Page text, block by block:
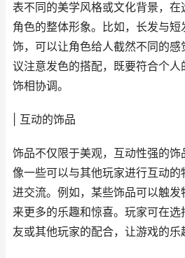
表不同的美学风格或文化背景，
角色的整体形象。比如，长发与
饰，可以让角色给人截然不同的
议注意发色的搭配，既要符合个
饰相协调。
| 互动的饰品
饰品不仅限于美观，互动性强的饰
像一些可以与其他玩家进行互动
进交流。例如，某些饰品可以触
来更多的乐趣和惊喜。玩家可在选
友或其他玩家的配合，让游戏的乐